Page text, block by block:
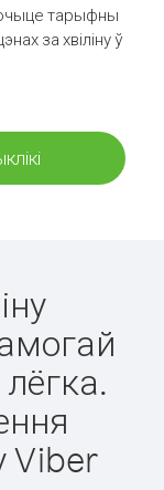
тарыфны
за хвіліну ў
Viber